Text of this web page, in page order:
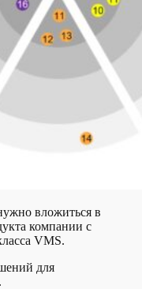
вложиться в
компании с
VMS.
для